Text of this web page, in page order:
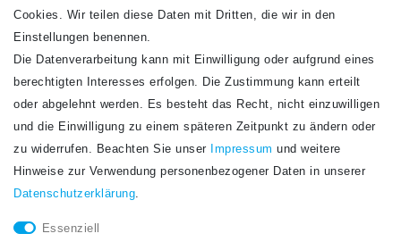
Newsletter
Honig
Hiermit bestätige ich, dass ich dieDaten­schutz­erklärunggelesen habe. Meine
Cookies. Wir teilen diese Daten mit Dritten, die wir in den
Einstellungen benennen.
Die Datenverarbeitung kann mit Einwilligung oder aufgrund eines
berechtigten Interesses erfolgen. Die Zustimmung kann erteilt
oder abgelehnt werden. Es besteht das Recht, nicht einzuwilligen
und die Einwilligung zu einem späteren Zeitpunkt zu ändern oder
zu widerrufen. Beachten Sie unser
Impressum und weitere
Hinweise zur Verwendung personenbezogener Daten in unserer
Daten­schutz­erklärung.
Essenziell